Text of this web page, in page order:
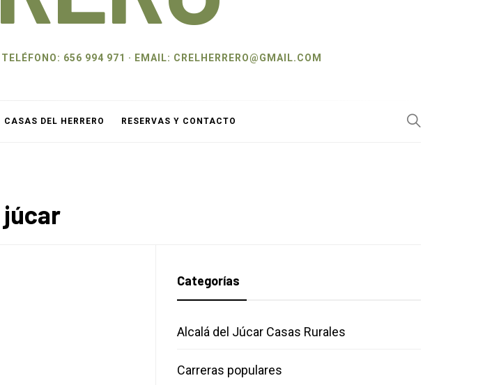
656 994 971 · EMAIL: CRELHERRERO@GMAIL.COM
CASAS DEL HERRERO RESERVAS Y CONTACTO
júcar
Categorías
Alcalá del Júcar Casas Rurales
Carreras populares